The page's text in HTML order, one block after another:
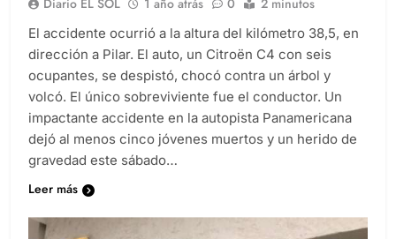
Diario EL SOL 1 año atrás 0 2 minutos
El accidente ocurrió a la altura del kilómetro 38,5, en
dirección a Pilar. El auto, un Citroën C4 con seis
ocupantes, se despistó, chocó contra un árbol y
volcó. El único sobreviviente fue el conductor. Un
impactante accidente en la autopista Panamericana
dejó al menos cinco jóvenes muertos y un herido de
gravedad este sábado…
Leer más